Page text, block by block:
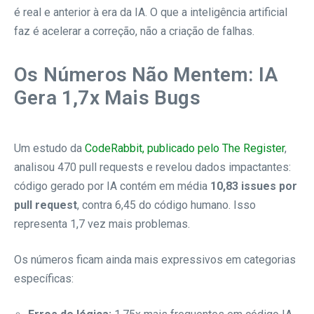
é real e anterior à era da IA. O que a inteligência artificial
faz é acelerar a correção, não a criação de falhas.
Os Números Não Mentem: IA
Gera 1,7x Mais Bugs
Um estudo da CodeRabbit, publicado pelo The Register,
analisou 470 pull requests e revelou dados impactantes:
código gerado por IA contém em média 10,83 issues por
pull request, contra 6,45 do código humano. Isso
representa 1,7 vez mais problemas.
Os números ficam ainda mais expressivos em categorias
específicas: